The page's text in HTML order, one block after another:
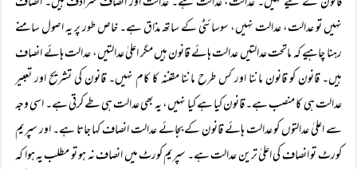
نہیں تو عدالت، عدالت نہیں، سوسائٹی کے ساتھ مذاق ہے۔ خاص طور پر یہ اصول سامنے
رہنا چاہیے کہ ماتحت عدالتیں عدالت ہائے قانون ہیں مگر اعلیٰ عدالتیں، عدالت ہائے انصاف
ہیں۔ قانون کو قانون ماننا اور کس طرح ماننا مقننہ کا کام نہیں۔ قانون کی تشریح اور تعبیر
عدالت ہی کا منصب ہے۔ قانون کیا ہے کیا نہیں، یہ بھی عدالت ہی طے کرتی ہے۔ اسی وجہ
سے اعلیٰ عدالتوں کو عدالت ہائے قانون کے بجائے عدالت انصاف کہا جاتا ہے۔ اور سپریم
کورٹ تو انصاف کی اعلیٰ ترین عدالت ہے۔ سپریم کورٹ میں انصاف نہ ہو تو مطلب یہ ہوا کہ